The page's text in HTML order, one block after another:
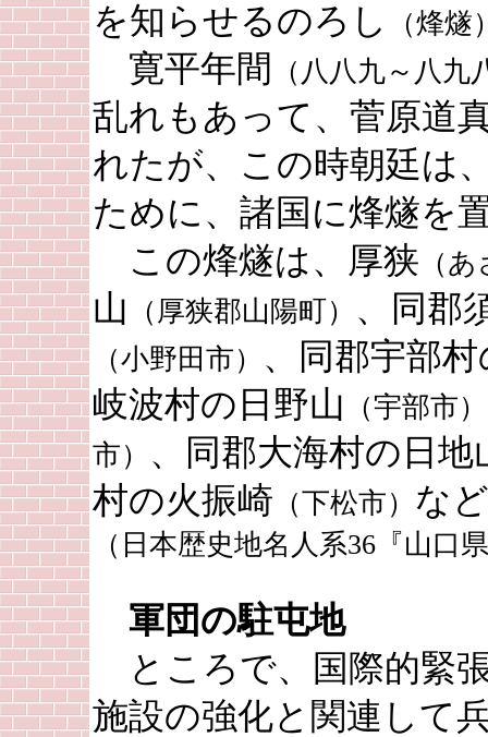
を知らせるのろし
（烽燧
寛平年間 （八八九～八九
乱れもあって、菅原道
れたが、この時朝廷は
ために、諸国に烽燧を
この烽燧は、厚狭 （
山 （厚狭郡山陽町） 、同郡
（小野田市） 、同郡宇部
岐波村の日野山 （宇部市）
市） 、同郡大海村の日地
村の火振崎 （下松市） な
（日本歴史地名人系36『山口
軍団の駐屯地
ところで、国際的緊
施設の強化と関連して